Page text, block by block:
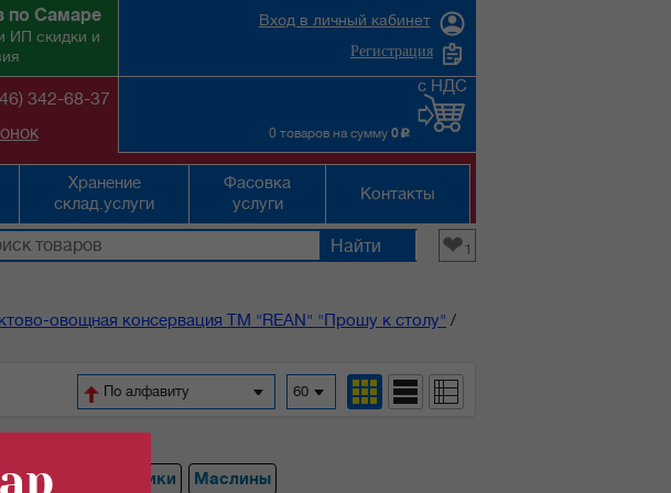
по Самаре
ИП скидки и
342-68-37
Вход в личный кабинет
Регистрация
0 товаров на сумму 0 c
с НДС
Хранение
склад.услуги
Фасовка
услуги
Контакты
❤1
овощная консервация ТМ "REAN" "Прошу к столу" /
60
По алфавиту
Огурцы Персики Маслины